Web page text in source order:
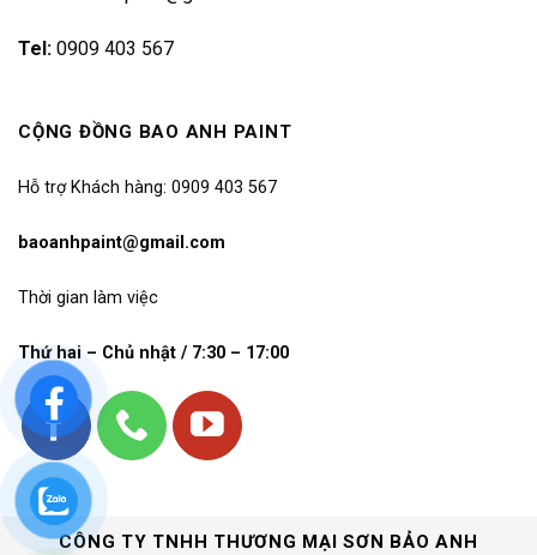
Tel: 0909 403 567
CỘNG ĐỒNG BAO ANH PAINT
Hỗ trợ Khách hàng: 0909 403 567
baoanhpaint@gmail.com
Thời gian làm việc
Thứ hai – Chủ nhật / 7:30 – 17:00
CÔNG TY TNHH THƯƠNG MẠI SƠN BẢO ANH